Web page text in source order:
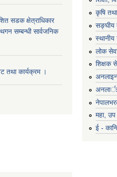
सडक क्षेत्राधिकार
सम्बन्धी सार्वजनिक
तथा कार्यक्रम ।
कृषि
सङ्घीय
स्थानीय
लोक
शिक्षक
अनलाइन
महा,
ई -